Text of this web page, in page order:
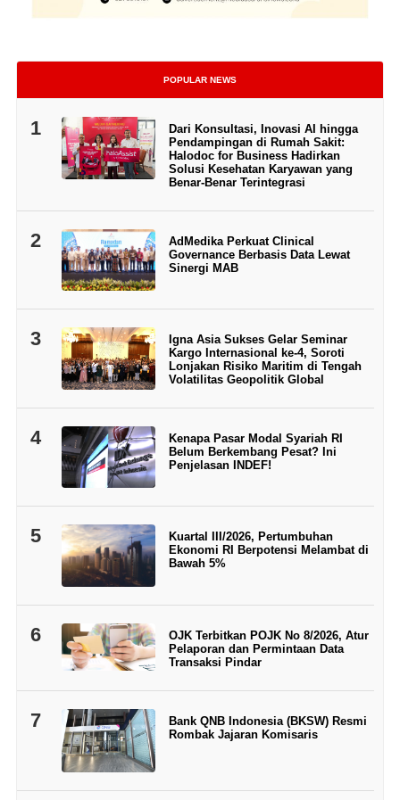
POPULAR NEWS
1
Dari Konsultasi, Inovasi AI hingga
Pendampingan di Rumah Sakit:
Halodoc for Business Hadirkan
Solusi Kesehatan Karyawan yang
Benar-Benar Terintegrasi
2
AdMedika Perkuat Clinical
Governance Berbasis Data Lewat
Sinergi MAB
3
Igna Asia Sukses Gelar Seminar
Kargo Internasional ke-4, Soroti
Lonjakan Risiko Maritim di Tengah
Volatilitas Geopolitik Global
4
Kenapa Pasar Modal Syariah RI
Belum Berkembang Pesat? Ini
Penjelasan INDEF!
5
Kuartal III/2026, Pertumbuhan
Ekonomi RI Berpotensi Melambat di
Bawah 5%
6
OJK Terbitkan POJK No 8/2026, Atur
Pelaporan dan Permintaan Data
Transaksi Pindar
7
Bank QNB Indonesia (BKSW) Resmi
Rombak Jajaran Komisaris